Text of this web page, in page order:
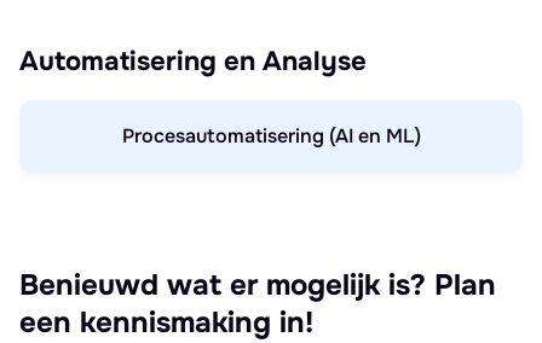
Automatisering en Analyse
Procesautomatisering (AI en ML)
Benieuwd wat er mogelijk is? Plan
een kennismaking in!